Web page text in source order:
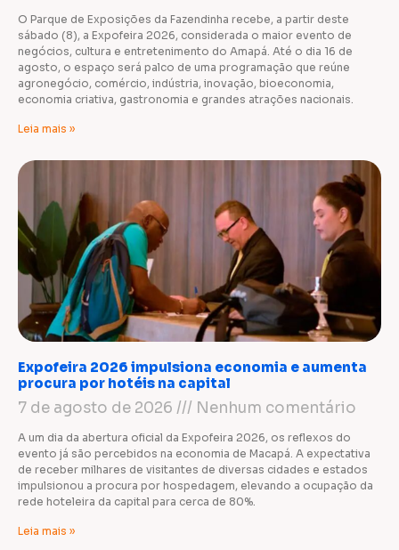
O Parque de Exposições da Fazendinha recebe, a partir deste
sábado (8), a Expofeira 2026, considerada o maior evento de
negócios, cultura e entretenimento do Amapá. Até o dia 16 de
agosto, o espaço será palco de uma programação que reúne
agronegócio, comércio, indústria, inovação, bioeconomia,
economia criativa, gastronomia e grandes atrações nacionais.
Leia mais »
Expofeira 2026 impulsiona economia e aumenta
procura por hotéis na capital
7 de agosto de 2026 Nenhum comentário
A um dia da abertura oficial da Expofeira 2026, os reflexos do
evento já são percebidos na economia de Macapá. A expectativa
de receber milhares de visitantes de diversas cidades e estados
impulsionou a procura por hospedagem, elevando a ocupação da
rede hoteleira da capital para cerca de 80%.
Leia mais »